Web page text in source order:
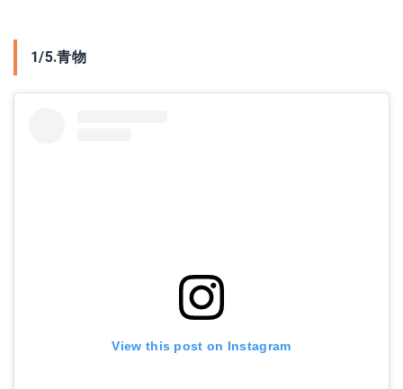
1/5.青物
View this post on Instagram